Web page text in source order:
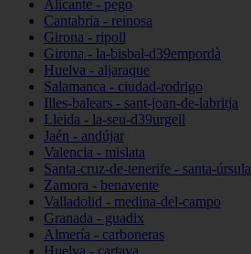
Alicante - pego
Cantabria - reinosa
Girona - ripoll
Girona - la-bisbal-d39empordà
Huelva - aljaraque
Salamanca - ciudad-rodrigo
Illes-balears - sant-joan-de-labritja
Lleida - la-seu-d39urgell
Jaén - andújar
Valencia - mislata
Santa-cruz-de-tenerife - santa-úrsula
Zamora - benavente
Valladolid - medina-del-campo
Granada - guadix
Almería - carboneras
Huelva - cartaya